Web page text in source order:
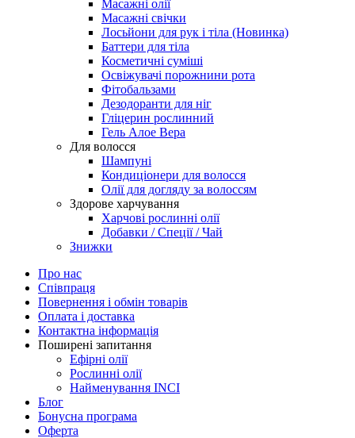
Масажні олії
Масажні свічки
Лосьйони для рук і тіла (Новинка)
Баттери для тіла
Косметичні суміші
Освіжувачі порожнини рота
Фітобальзами
Дезодоранти для ніг
Гліцерин рослинний
Гель Алое Вера
Для волосся
Шампуні
Кондиціонери для волосся
Олії для догляду за волоссям
Здорове харчування
Харчові рослинні олії
Добавки / Спеції / Чай
Знижки
Про нас
Співпраця
Повернення і обмін товарів
Оплата і доставка
Контактна інформація
Поширені запитання
Ефірні олії
Рослинні олії
Найменування INCI
Блог
Бонусна програма
Оферта